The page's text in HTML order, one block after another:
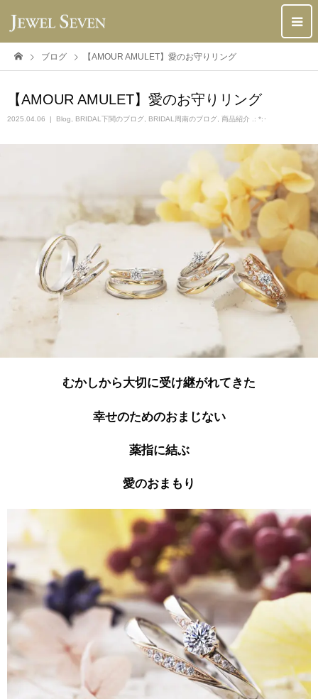
ブログ 【AMOUR AMULET】愛のお守りリング
【AMOUR AMULET】愛のお守りリング
2025.04.06 Blog BRIDAL下関のブログ BRIDAL周南のブログ 商品紹介 .: *:･
むかしから大切に受け継がれてきた
幸せのためのおまじない
薬指に結ぶ
愛のおまもり